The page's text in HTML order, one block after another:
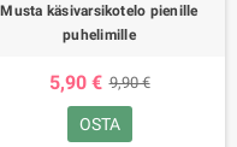
Musta käsivarsikotelo pienille
puhelimille
5,90 € 9,90 €
OSTA